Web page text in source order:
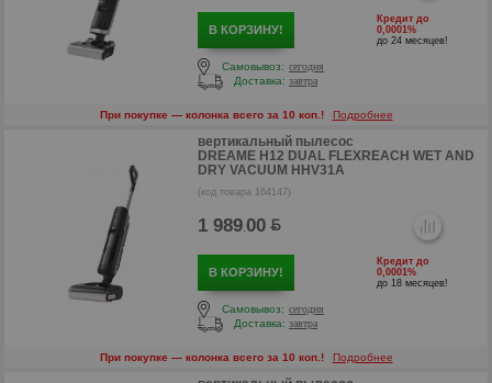
р
В КОРЗИНУ!
Кредит до
0,0001%
до 24 месяцев!
Самовывоз: сегодня
Доставка: завтра
При покупке — колонка всего за 10 коп.! Подробнее
вертикальный пылесос
DREAME H12 DUAL FLEXREACH WET AND
DRY VACUUM HHV31A
(код товара 164147)
1 989.00
В КОРЗИНУ!
Кредит до
0,0001%
до 18 месяцев!
Самовывоз: сегодня
Доставка: завтра
При покупке — колонка всего за 10 коп.! Подробнее